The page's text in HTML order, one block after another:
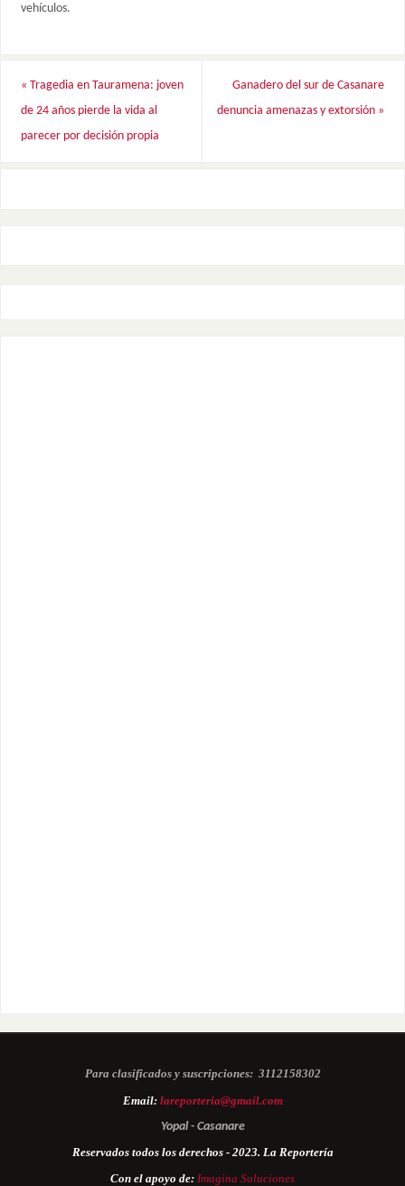
vehículos.
« Tragedia en Tauramena: joven
de 24 años pierde la vida al
parecer por decisión propia
Ganadero del sur de Casanare
denuncia amenazas y extorsión »
Para clasificados y suscripciones: 3112158302
Email: lareporteria@gmail.com
Yopal - Casanare
Reservados todos los derechos - 2023. La Reportería
Con el apoyo de: Imagina Soluciones